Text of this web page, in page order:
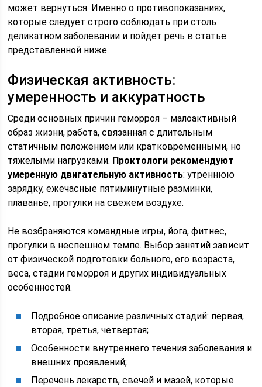
может вернуться. Именно о противопоказаниях,
которые следует строго соблюдать при столь
деликатном заболевании и пойдет речь в статье
представленной ниже.
Физическая активность:
умеренность и аккуратность
Среди основных причин геморроя – малоактивный
образ жизни, работа, связанная с длительным
статичным положением или кратковременными, но
тяжелыми нагрузками. Проктологи рекомендуют
умеренную двигательную активность: утреннюю
зарядку, ежечасные пятиминутные разминки,
плаванье, прогулки на свежем воздухе.
Не возбраняются командные игры, йога, фитнес,
прогулки в неспешном темпе. Выбор занятий зависит
от физической подготовки больного, его возраста,
веса, стадии геморроя и других индивидуальных
особенностей.
Подробное описание различных стадий: первая,
вторая, третья, четвертая;
Особенности внутреннего течения заболевания и
внешних проявлений;
Перечень лекарств, свечей и мазей, которые